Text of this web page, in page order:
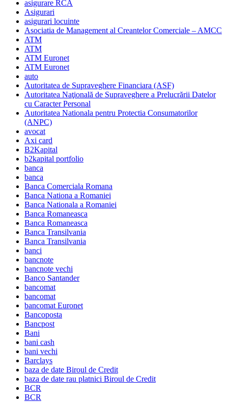
asigurare RCA
Asigurari
asigurari locuinte
Asociatia de Management al Creantelor Comerciale – AMCC
ATM
ATM
ATM Euronet
ATM Euronet
auto
Autoritatea de Supraveghere Financiara (ASF)
Autoritatea Naţională de Supraveghere a Prelucrării Datelor
cu Caracter Personal
Autoritatea Nationala pentru Protectia Consumatorilor
(ANPC)
avocat
Axi card
B2Kapital
b2kapital portfolio
banca
banca
Banca Comerciala Romana
Banca Nationa a Romaniei
Banca Nationala a Romaniei
Banca Romaneasca
Banca Romaneasca
Banca Transilvania
Banca Transilvania
banci
bancnote
bancnote vechi
Banco Santander
bancomat
bancomat
bancomat Euronet
Bancoposta
Bancpost
Bani
bani cash
bani vechi
Barclays
baza de date Biroul de Credit
baza de date rau platnici Biroul de Credit
BCR
BCR